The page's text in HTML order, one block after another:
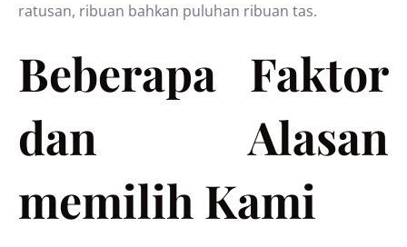
ratusan, ribuan bahkan puluhan ribuan tas.
Beberapa Faktor
dan Alasan
memilih Kami